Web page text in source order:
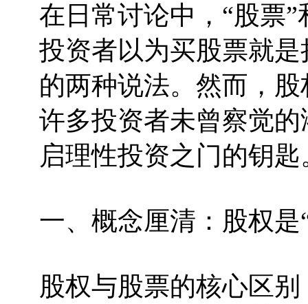
在日常讨论中，“股票
投资者以为买股票就
的两种说法。然而，
许多投资者未曾察觉
启理性投资之门的钥匙
一、概念厘清：股权是
股权与股票的核心区